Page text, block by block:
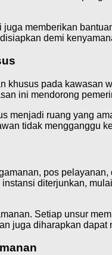
memberikan
demi
khusus pada kawasan
ini mendorong
menjadi ruang yang
tidak mengganggu
pos
diterjunkan,
Setiap unsur
juga diharapkan